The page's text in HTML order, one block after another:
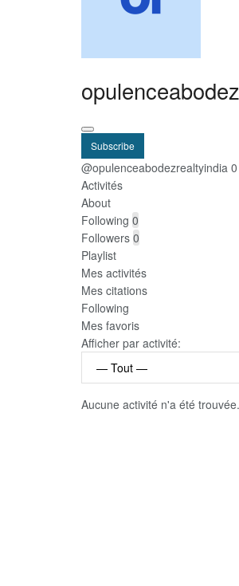
Subscribe
@opulenceabodezrealtyindia
Activités
About
Following 0
Followers 0
Playlist
Mes activités
Mes citations
Following
Mes favoris
Afficher par activité:
Aucune activité n'a été